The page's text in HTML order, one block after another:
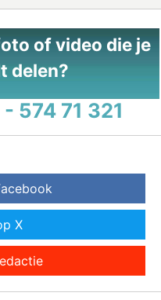
of video die je
delen?
574 71 321
X